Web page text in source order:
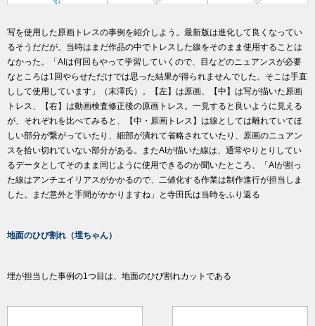
写を使用した原画トレスの事例を紹介しよう。最新版は進化して良くなってい
るそうだだが、当時はまだ作品の中でトレスした線をそのまま使用することは
なかった。「AIは何回もやって学習していくので、目などのニュアンスが必要
なところは1回やらせただけでは思った結果が得られませんでした。そこは手直
しして使用しています」（末澤氏）。【左】は原画、【中】は写が描いた原画
トレス、【右】は動画検査修正後の原画トレス。一見すると良いように見える
が、それぞれを比べてみると、【中・原画トレス】は線としては離れていてほ
しい部分が繋がっていたり、細部が潰れて省略されていたり、原画のニュアン
スを拾い切れていない部分がある。またAIが描いた線は、通常やりとりしてい
るデータとしてそのまま同じように使用できるのか聞いたところ、「AIが割っ
た線はアンチエイリアスがかかるので、二値化する作業は制作進行が担当しま
した。まだ意外と手間がかかりますね」と寺田氏は当時をふり返る
地面のひび割れ（埋ちゃん）
埋が担当した事例の1つ目は、地面のひび割れカットである